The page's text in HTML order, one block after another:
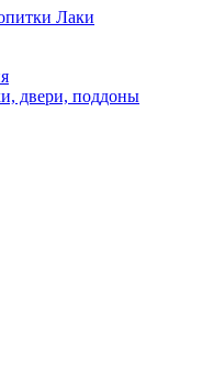
Лаки
двери, поддоны